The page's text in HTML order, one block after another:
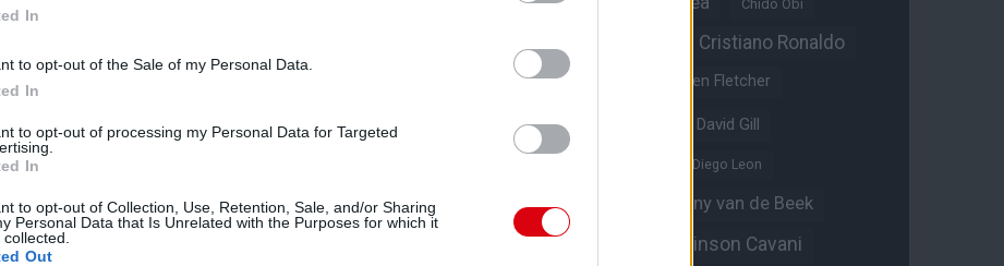
In
to opt-out of the Sale of my Personal Data.
In
to opt-out of processing my Personal Data for Targeted
In
to opt-out of Collection, Use, Retention, Sale, and/or Sharing
Personal Data that Is Unrelated with the Purposes for which it
Out
Chido Obi
Cristiano Ronaldo
Crystal Palace Darren Fletcher
David De Gea David Gill
Diego Leon
Diogo Dalot
Donny van de Beek
Edinson Cavani